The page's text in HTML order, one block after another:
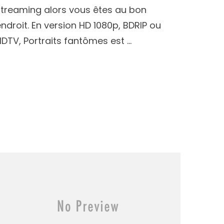
alors vous êtes au bon
En version HD 1080p, BDRIP ou
Portraits fantômes est …